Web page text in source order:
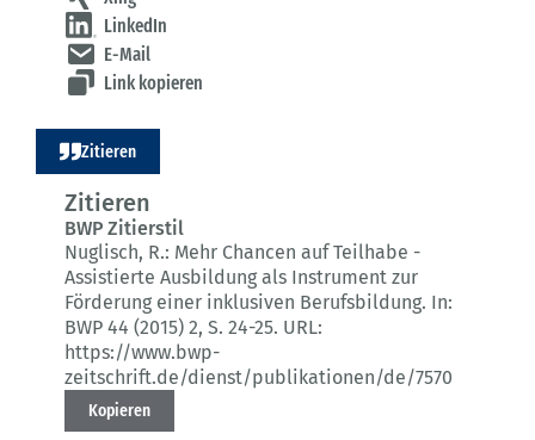
LinkedIn
E-Mail
Link kopieren
Zitieren
Zitieren
BWP Zitierstil
Nuglisch, R.: Mehr Chancen auf Teilhabe -
Assistierte Ausbildung als Instrument zur
Förderung einer inklusiven Berufsbildung. In:
BWP 44 (2015) 2, S. 24-25. URL:
https://www.bwp-
zeitschrift.de/dienst/publikationen/de/7570
Kopieren